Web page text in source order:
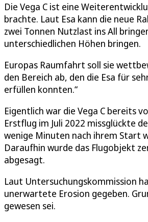
Die Vega C ist eine
brachte. Laut Esa kann die neue
zwei Tonnen Nutzlast ins All
unterschiedlichen Höhen bringen.
Europas Raumfahrt soll sie
den Bereich ab, den die Esa für
erfüllen konnten.“
Eigentlich war die Vega C bereits
Erstflug im Juli 2022 missglückte
wenige Minuten nach ihrem Start
Daraufhin wurde das Flugobjekt
abgesagt.
Laut Untersuchungskommission
unerwartete Erosion gegeben.
gewesen sei.